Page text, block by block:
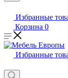
Избранные
Корзина 0
Избранные